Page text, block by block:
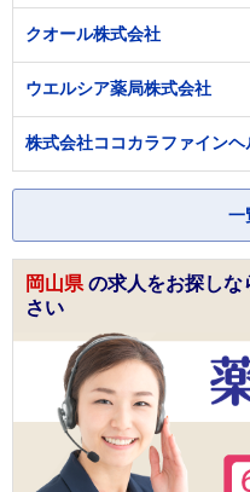
クオール株式会社
ウエルシア薬局株式会社
株式会社ココカラファインヘ
一
岡山県 の求人をお探しな
さい